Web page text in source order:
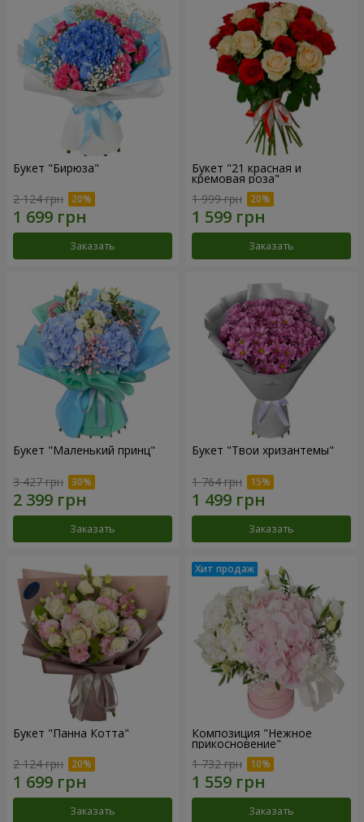
Букет "Бирюза"
2 124 грн
Заказать
Букет "21 красная и
кремовая роза"
1 999 грн
Заказать
Букет "Маленький принц"
3 427 грн
Заказать
Букет "Твои хризантемы"
1 764 грн
Заказать
Букет "Панна Котта"
2 124 грн
Заказать
Композиция "Нежное
прикосновение"
1 732 грн
Заказать